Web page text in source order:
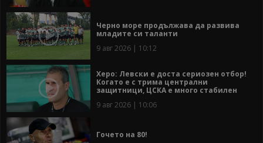
Черно море продължава да развива
младите си таланти
9 авг 2026 | 10:12
Херо: Левски е доста сериозен отбор!
Когато е с трима централни
защитници, ЦСКА е много стабилен
9 авг 2026 | 10:06
Гочето на 80!